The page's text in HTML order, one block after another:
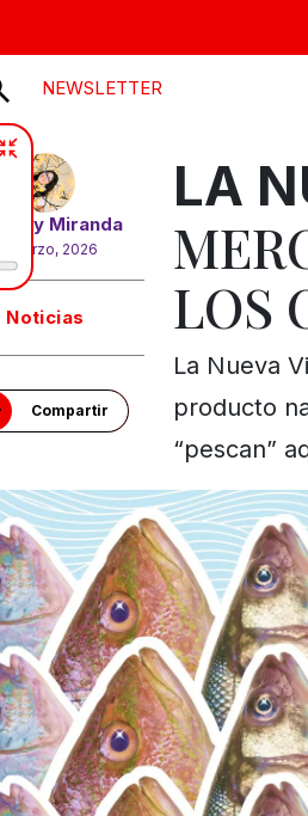
NEWSLETTER
Xally Miranda
12 marzo, 2026
Noticias
Compartir
Gracias!
LA
LOS
La Nueva
producto
“pescan”